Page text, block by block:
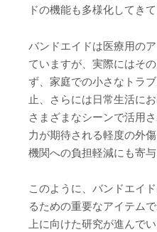
ドの機能も多様化してきて
バンドエイドは医療用の
ていますが、実際にはそ
ず、家庭での小さなトラ
止、さらには日常生活に
さまざまなシーンで活用
力が期待される軽度の外
機関への負担軽減にも寄与
このように、バンドエイ
るための重要なアイテム
上に向けた研究が進んで